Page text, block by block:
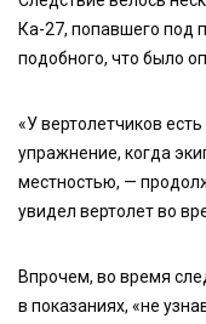
Ка-27, попавшего под
подобного, что было
«У вертолетчиков
упражнение, когда
местностью, —
увидел вертолет во
Впрочем, во время
в показаниях, «не